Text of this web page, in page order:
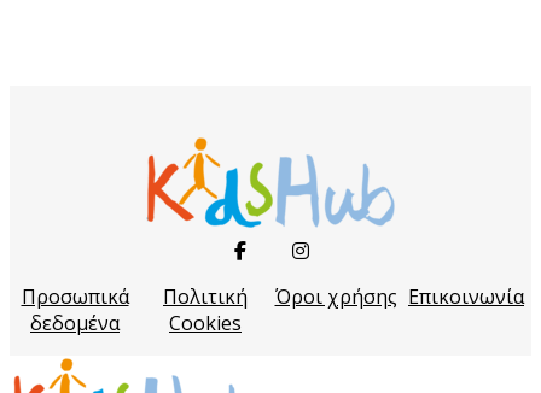
Προσωπικά
δεδομένα
Πολιτική
Cookies
Όροι χρήσης Επικοινωνία